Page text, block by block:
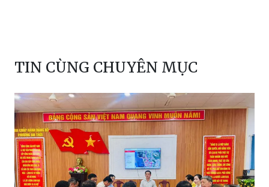
TIN CÙNG CHUYÊN MỤC